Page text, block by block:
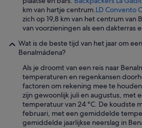
km van hartje centrum.LD Convento
zich op 19,8 km van het centrum van
van voorzieningen als een dakterras
Wat is de beste tijd van het jaar om
Benalmádena?
Als je droomt van een reis naar
temperaturen en regenkansen
factoren om rekening mee te
zijn gewoonlijk juli en augustus, met
temperatuur van 24 °C. De koudste
februari, met een gemiddelde
gemiddelde jaarlijkse neerslag in